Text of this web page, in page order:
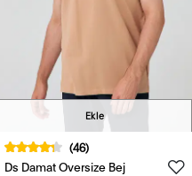
Ekle
(46)
Ds Damat Oversize Bej